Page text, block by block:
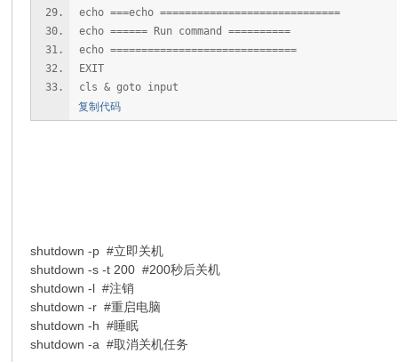
echo ===echo =============================
echo ====== Run command ==========
echo ==============================
EXIT
cls & goto input
复制代码
shutdown -p #立即关机
shutdown -s -t 200 #200秒后关机
shutdown -l #注销
shutdown -r #重启电脑
shutdown -h #睡眠
shutdown -a #取消关机任务